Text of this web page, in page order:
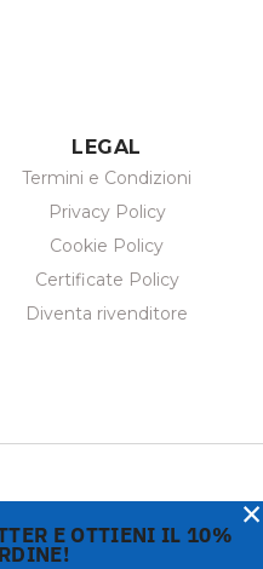
LEGAL
Termini e Condizioni
Privacy Policy
Cookie Policy
Certificate Policy
Diventa rivenditore
E OTTIENI IL 10% ×